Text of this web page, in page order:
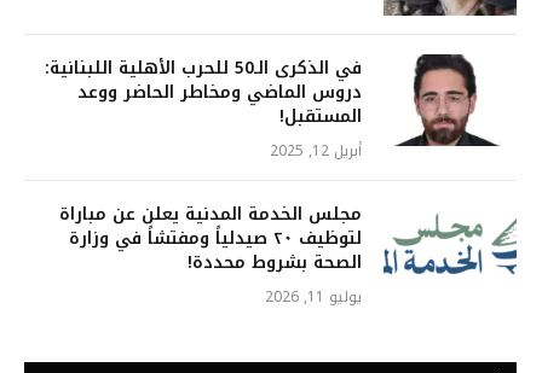
في الذكرى الـ50 للحرب الأهلية اللبنانية:
دروس الماضي ومخاطر الحاضر ووعد
المستقبل!
أبريل 12, 2025
مجلس الخدمة المدنية يعلن عن مباراة
لتوظيف ٢٠ صيدلياً ومفتشاً في وزارة
الصحة بشروط محددة!
يوليو 11, 2026